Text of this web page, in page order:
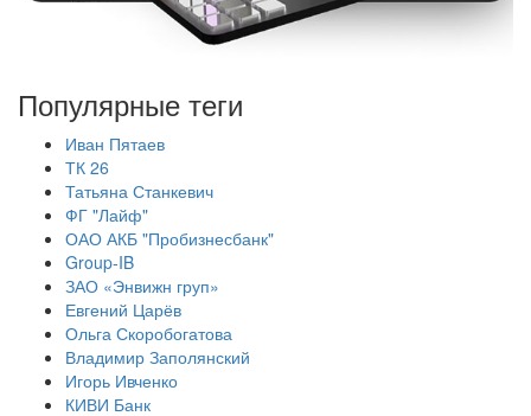
Популярные теги
Иван Пятаев
ТК 26
Татьяна Станкевич
ФГ "Лайф"
ОАО АКБ "Пробизнесбанк"
Group-IB
ЗАО «Энвижн груп»
Евгений Царёв
Ольга Скоробогатова
Владимир Заполянский
Игорь Ивченко
КИВИ Банк